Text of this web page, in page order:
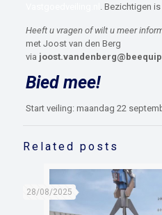
. Bezichtigen
Heeft u vragen of wilt u meer
met Joost van den Berg
via
Bied mee!
Start veiling: maandag 22
Related posts
28/08/2025